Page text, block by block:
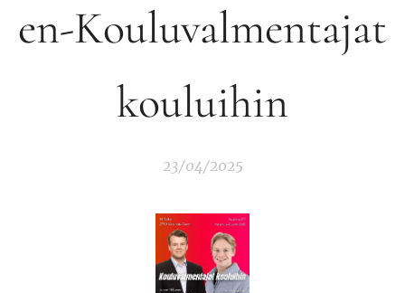
en-Kouluvalmentajat
kouluihin
23/04/2025